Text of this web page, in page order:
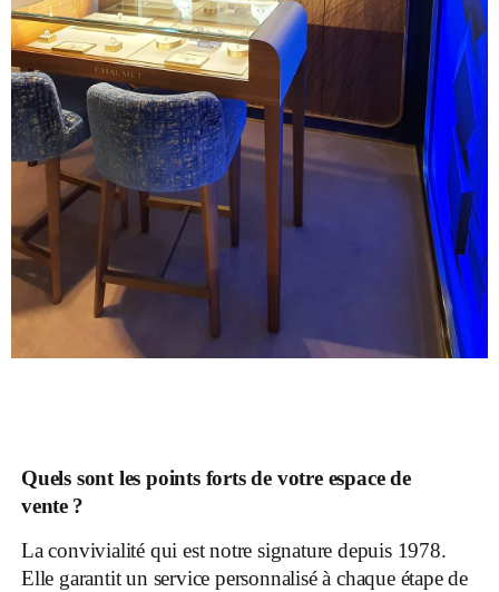
Quels sont les points forts de votre espace de
vente ?
La convivialité qui est notre signature depuis 1978.
Elle garantit un service personnalisé à chaque étape de